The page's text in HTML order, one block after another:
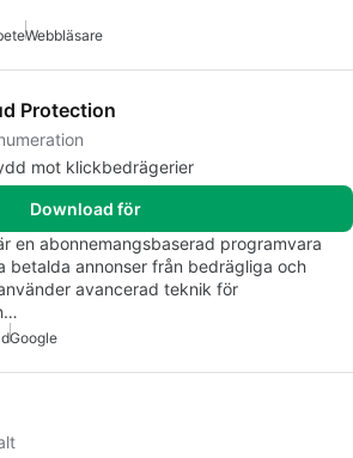
Webbläsare
Protection
mot klickbedrägerier
Download för
en abonnemangsbaserad programvara
betalda annonser från bedrägliga och
avancerad teknik för
Google